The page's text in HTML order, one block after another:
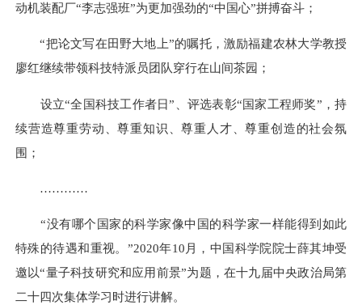
动机装配厂“李志强班”为更加强劲的“中国心”拼搏奋斗；
“把论文写在田野大地上”的嘱托，激励福建农林大学教授
廖红继续带领科技特派员团队穿行在山间茶园；
设立“全国科技工作者日”、评选表彰“国家工程师奖”，持
续营造尊重劳动、尊重知识、尊重人才、尊重创造的社会氛
围；
…………
“没有哪个国家的科学家像中国的科学家一样能得到如此
特殊的待遇和重视。”2020年10月，中国科学院院士薛其坤受
邀以“量子科技研究和应用前景”为题，在十九届中央政治局第
二十四次集体学习时进行讲解。